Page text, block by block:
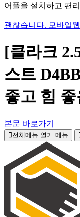
어플을 설치하고 편
괜찮습니다. 모바일
[클라크
스트
좋고 힘
본문 바로가기
전체메뉴 열기 메뉴